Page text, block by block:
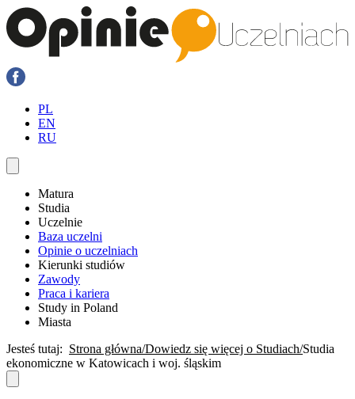
PL
EN
RU
Matura
Studia
Uczelnie
Baza uczelni
Opinie o uczelniach
Kierunki studiów
Zawody
Praca i kariera
Study in Poland
Miasta
Jesteś tutaj: Strona główna Dowiedz się więcej o Studiach Studia
ekonomiczne w Katowicach i woj. śląskim